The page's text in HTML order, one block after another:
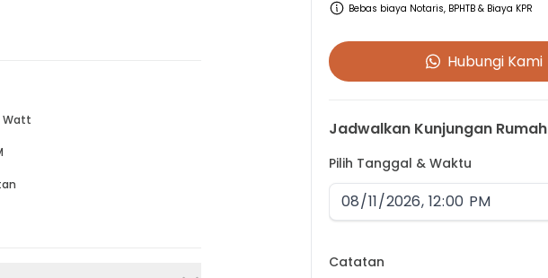
Watt
Bebas biaya Notaris, BPHTB & Biaya KPR
Hubungi Kami
Jadwalkan Kunjungan Rumah
Pilih Tanggal & Waktu
Catatan